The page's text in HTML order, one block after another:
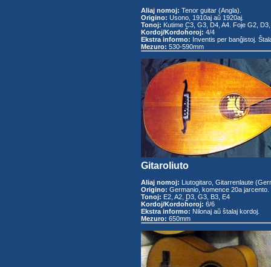
Aliaj nomoj: Tenor guitar (Angla).
Origino: Usono, 1910aj aŭ 1920aj.
Tonoj: Kutime C3, G3, D4, A4. Foje G2,
Kordoj/Kordoĥoroj: 4/4
Ekstra informo: Inventis per banĝistoj.
Mezuro: 530-590mm
Gitaroliuto
Aliaj nomoj: Liutogitaro, Gitarrenlaute
Origino: Germanio, komence 20a jarcento.
Tonoj: E2, A2, D3, G3, B3, E4
Kordoj/Kordoĥoroj: 6/6
Ekstra informo: Nilonaj aŭ ŝtalaj kordoj.
Mezuro: 650mm